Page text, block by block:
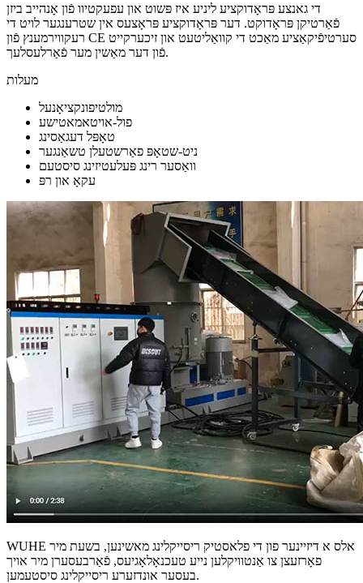
די גאנצע פּראָדוקציע ליניע איז פּשוט און עפעקטיוו פֿון אָנהייב ביזן
פֿאַרטיקן פּראָדוקט. דער פּראָדוקציע פּראָצעס אין שטרענגער לויט די
רעקווירמענץ פֿון CE סערטיפֿיקאַציע מאַכט די קוואַליטעט און זיכערקייט
פֿון דער מאַשין מער פֿאַרלעסלעך.
מעלות
מולטיפונקציאָנעל
פול-אויטאמאטישע
טאָפּל דעגאַסינג
ניט-שטאָפּ פאַרשטעלן טשאַנגער
וואַסער רינג פּעלעטיזינג סיסטעם
עקאָ און רפּ
WUHE אלס א דיזיינער פון די פלאסטיק ריסייקלינג מאשינען, בשעת מיר
פאָרזעצן צו אַנטוויקלען נייע טעכנאָלאָגיעס, פֿאַרבעסערן מיר אויך
בעסער אונדזערע ריסייקלינג סיסטעמען.